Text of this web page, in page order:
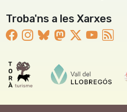
Troba'ns a les Xarxes